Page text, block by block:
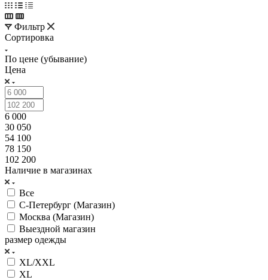
Фильтр
Сортировка
По цене (убывание)
Цена
6 000
30 050
54 100
78 150
102 200
Наличие в магазинах
Все
С-Петербург (Магазин)
Москва (Магазин)
Выездной магазин
размер одежды
XL/XXL
XL